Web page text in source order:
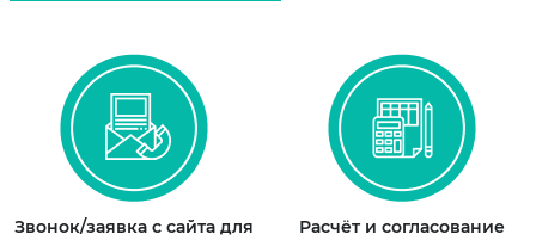
Звонок/заявка с сайта для
Расчёт и согласование